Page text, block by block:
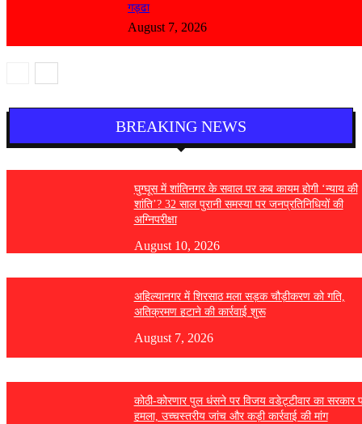
गड्ढा
August 7, 2026
BREAKING NEWS
घुग्घूस में शांतिनगर के सवाल पर कब कायम होगी ‘न्याय की
शांति’? 32 साल पुरानी समस्या पर जनप्रतिनिधियों की
अग्निपरीक्षा
August 10, 2026
अहिल्यानगर में शिरसाठ मला सड़क चौड़ीकरण को गति,
अतिक्रमण हटाने की कार्रवाई शुरू
August 7, 2026
कोठी-कोरणार पुल धंसने पर विजय वडेट्टीवार का सरकार
हमला, उच्चस्तरीय जांच और कड़ी कार्रवाई की मांग